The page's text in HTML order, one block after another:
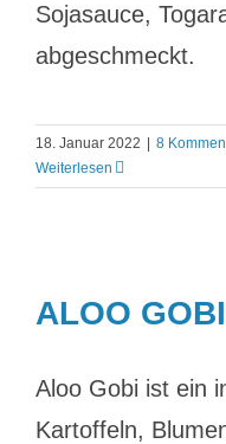
Sojasauce,
abgeschmeckt.
18. Januar 2022
8
Weiterlesen
ALOO GOBI
Aloo Gobi ist ein
Kartoffeln,